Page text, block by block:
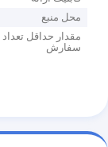
محل منبع
مقدار حداقل تعداد
سفارش